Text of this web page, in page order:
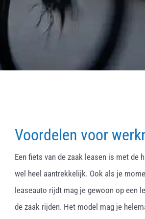
Voordelen voor
Een fiets van de zaak leasen is met de
wel heel aantrekkelijk. Ook als je
leaseauto rijdt mag je gewoon op een
de zaak rijden. Het model mag je